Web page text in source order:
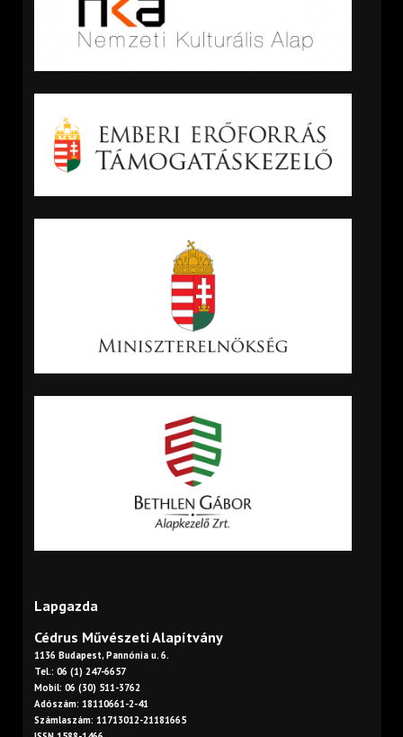
Lapgazda
Cédrus Művészeti Alapítvány
1136 Budapest, Pannónia u. 6.
Tel.: 06 (1) 247-6657
Mobil: 06 (30) 511-3762
Adószám: 18110661-2-41
Számlaszám: 11713012-21181665